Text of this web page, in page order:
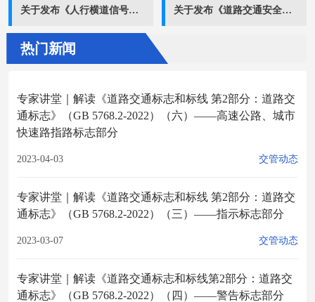
关于发布《人行横道信号灯控制技术指南》团体标准的公告 关于发布《道路交通安全宣传教育资料标签设置与编码规范》等2项团体标准的公告
热门新闻
专家讲堂｜解读《道路交通标志和标线 第2部分：道路交
通标志》（GB 5768.2-2022）（六）——高速公路、城市
快速路指路标志部分
2023-04-03 交管动态
专家讲堂｜解读《道路交通标志和标线 第2部分：道路交
通标志》（GB 5768.2-2022）（三）——指示标志部分
2023-03-07 交管动态
专家讲堂｜解读《道路交通标志和标线第2部分：道路交
通标志》（GB 5768.2-2022）（四）——警告标志部分